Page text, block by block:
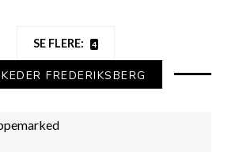
SE FLERE: 4
FREDERIKSBERG